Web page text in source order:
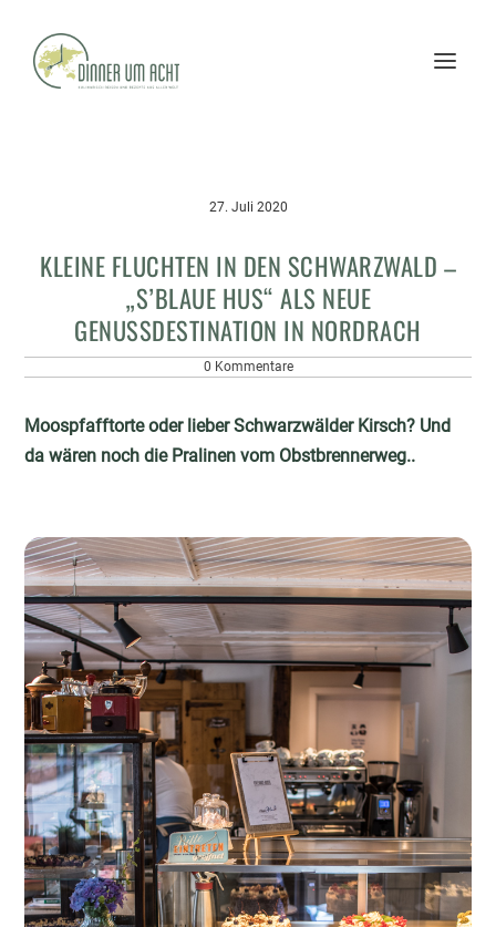
27. Juli 2020
KLEINE FLUCHTEN IN DEN SCHWARZWALD –
„S’BLAUE HUS“ ALS NEUE
GENUSSDESTINATION IN NORDRACH
0 Kommentare
Moospfafftorte oder lieber Schwarzwälder Kirsch? Und
da wären noch die Pralinen vom Obstbrennerweg..